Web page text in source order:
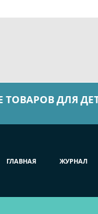
ТОВАРОВ ДЛЯ
ГЛАВНАЯ ЖУРНАЛ